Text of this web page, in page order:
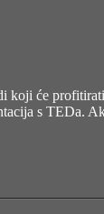
koji će
s TEDa.